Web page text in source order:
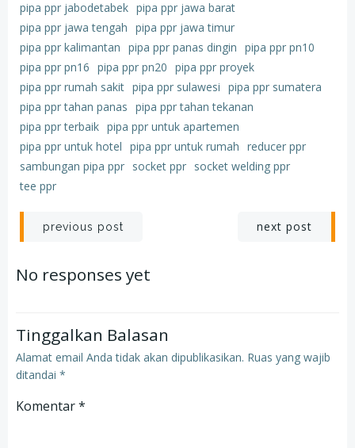
pipa ppr jabodetabek pipa ppr jawa barat
pipa ppr jawa tengah pipa ppr jawa timur
pipa ppr kalimantan pipa ppr panas dingin pipa ppr pn10
pipa ppr pn16 pipa ppr pn20 pipa ppr proyek
pipa ppr rumah sakit pipa ppr sulawesi pipa ppr sumatera
pipa ppr tahan panas pipa ppr tahan tekanan
pipa ppr terbaik pipa ppr untuk apartemen
pipa ppr untuk hotel pipa ppr untuk rumah reducer ppr
sambungan pipa ppr socket ppr socket welding ppr
tee ppr
Post
navigation
previous post next post
No responses yet
Tinggalkan Balasan
Alamat email Anda tidak akan dipublikasikan. Ruas yang wajib
ditandai *
Komentar*